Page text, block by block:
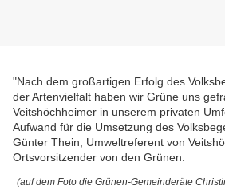
"Nach dem großartigen Erfolg des
der Artenvielfalt haben wir Grüne uns
Veitshöchheimer in unserem privaten
Aufwand für die Umsetzung des
Günter Thein, Umweltreferent von
Ortsvorsitzender von den Grünen.
(auf dem Foto die Grünen-Gemeinderäte